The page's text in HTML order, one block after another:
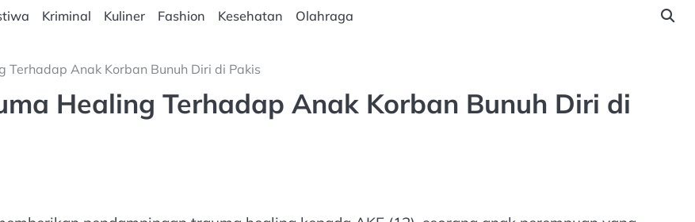
Kriminal Kuliner Fashion Kesehatan Olahraga
Terhadap Anak Korban Bunuh Diri di Pakis
Healing Terhadap Anak Korban Bunuh Diri di